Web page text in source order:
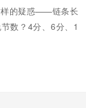
样的疑惑——链条长
数？4分、6分、1